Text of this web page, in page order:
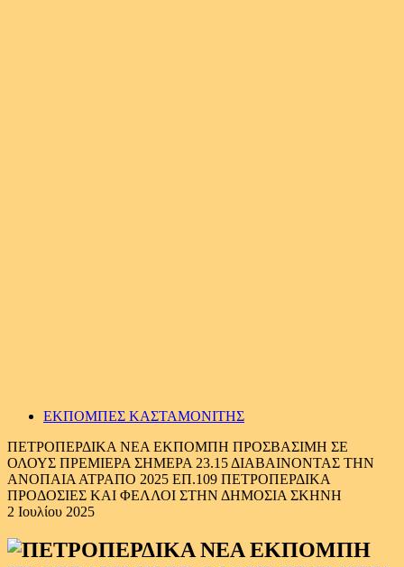
ΕΚΠΟΜΠΕΣ ΚΑΣΤΑΜΟΝΙΤΗΣ
ΠΕΤΡΟΠΕΡΔΙΚΑ ΝΕΑ ΕΚΠΟΜΠΗ ΠΡΟΣΒΑΣΙΜΗ ΣΕ
ΟΛΟΥΣ ΠΡΕΜΙΕΡΑ ΣΗΜΕΡΑ 23.15 ΔΙΑΒΑΙΝΟΝΤΑΣ ΤΗΝ
ΑΝΟΠΑΙΑ ΑΤΡΑΠΟ 2025 ΕΠ.109 ΠΕΤΡΟΠΕΡΔΙΚΑ
ΠΡΟΔΟΣΙΕΣ ΚΑΙ ΦΕΛΛΟΙ ΣΤΗΝ ΔΗΜΟΣΙΑ ΣΚΗΝΗ
2 Ιουλίου 2025